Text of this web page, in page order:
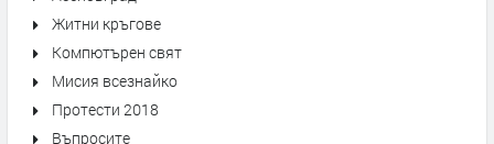
Житни кръгове
Компютърен свят
Мисия всезнайко
Протести 2018
Въпросите